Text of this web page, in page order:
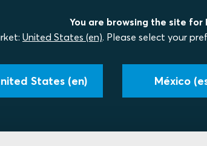
You are browsing the site for
United States (en). Please select your
States (en) México